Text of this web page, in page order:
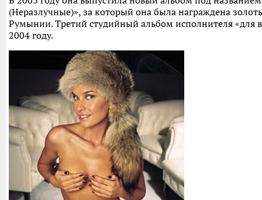
(Неразлучные)», за который она была награждена
Румынии. Третий студийный альбом исполнителя «для
2004 году.